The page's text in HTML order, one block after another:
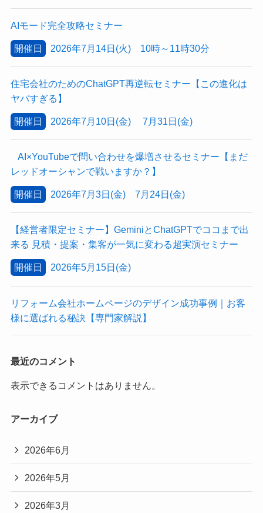
AIモード完全攻略セミナー
開催日 2026年7月14日(火) 10時～11時30分
住宅会社のためのChatGPT再逆転セミナー【この進化は
ヤバすぎる】
開催日 2026年7月10日(金) 7月31日(金)
AI×YouTubeで問い合わせを爆増させるセミナー【まだ
レッドオーシャンで戦いますか？】
開催日 2026年7月3日(金) 7月24日(金)
【経営者限定セミナー】GeminiとChatGPTでココまで出
来る 見積・提案・集客が一気に変わる超実演セミナー
開催日 2026年5月15日(金)
リフォーム会社ホームページのデザイン成功事例｜お客
様に選ばれる秘訣【専門家解説】
最近のコメント
表示できるコメントはありません。
アーカイブ
2026年6月
2026年5月
2026年3月